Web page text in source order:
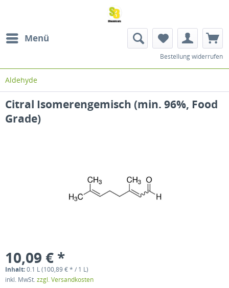
Menü
Bestellung widerrufen
Aldehyde
Citral Isomerengemisch (min. 96%, Food
Grade)
10,09 € *
Inhalt:0.1 L (100,89 € * / 1 L)
inkl. MwSt.zzgl. Versandkosten